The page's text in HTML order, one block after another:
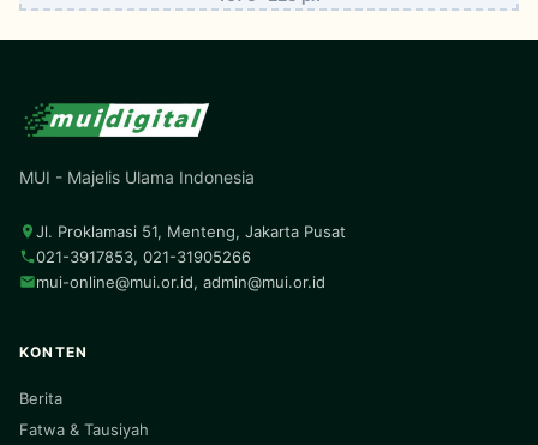
MUI - Majelis Ulama Indonesia
Jl. Proklamasi 51, Menteng, Jakarta Pusat
021-3917853, 021-31905266
mui-online@mui.or.id, admin@mui.or.id
KONTEN
Berita
Fatwa & Tausiyah